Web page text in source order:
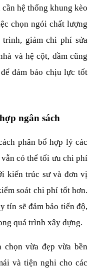
hệ thống khung kèo
chọn ngói chất lượng
giảm chi phí sửa
và hệ cột, dầm cũng
đảm bảo chịu lực tốt
ngân sách
phân bổ hợp lý các
có thể tối ưu chi phí
kiến trúc sư và đơn vị
soát chi phí tốt hơn.
tín sẽ đảm bảo tiến độ,
quá trình xây dựng.
chọn vừa đẹp vừa bền
và tiện nghi cho các